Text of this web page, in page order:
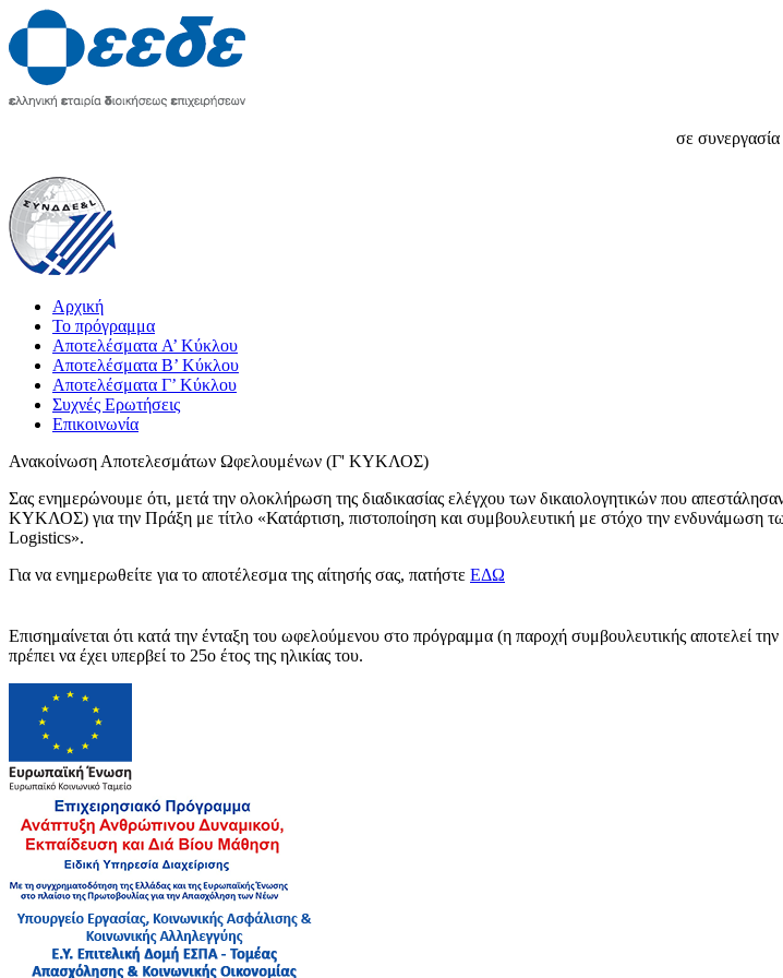
σε συνεργασία
Αρχική
Το πρόγραμμα
Αποτελέσματα A’ Κύκλου
Αποτελέσματα Β’ Κύκλου
Αποτελέσματα Γ’ Κύκλου
Συχνές Ερωτήσεις
Επικοινωνία
Ανακοίνωση Αποτελεσμάτων Ωφελουμένων (Γ' ΚΥΚΛΟΣ)
Σας ενημερώνουμε ότι, μετά την ολοκλήρωση της διαδικασίας ελέγχου των δικαιολογητικών που
ΚΥΚΛΟΣ) για την Πράξη με τίτλο «Κατάρτιση, πιστοποίηση και συμβουλευτική με στόχο την ενδυνάμωση
Logistics».
Για να ενημερωθείτε για το αποτέλεσμα της αίτησής σας, πατήστε ΕΔΩ
Επισημαίνεται ότι κατά την ένταξη του ωφελούμενου στο πρόγραμμα (η παροχή συμβουλευτικής αποτελεί
πρέπει να έχει υπερβεί το 25ο έτος της ηλικίας του.